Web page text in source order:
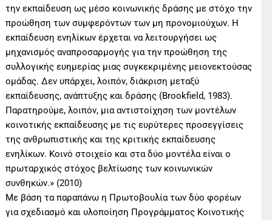
την εκπαίδευση ως μέσο κοινωνικής δράσης με στόχο την
προώθηση των συμφερόντων των μη προνομιούχων. Η
εκπαίδευση ενηλίκων έρχεται να λειτουργήσει ως
μηχανισμός αναπροσαρμογής για την προώθηση της
συλλογικής ευημερίας μιας συγκεκριμένης μειονεκτούσας
ομάδας. Δεν υπάρχει, λοιπόν, διάκριση μεταξύ
εκπαίδευσης, ανάπτυξης και δράσης (Brookfield, 1983).
Παρατηρούμε, λοιπόν, μια αντιστοίχηση των μοντέλων
κοινοτικής εκπαίδευσης με τις ευρύτερες προσεγγίσεις
της ανθρωπιστικής και της κριτικής εκπαίδευσης
ενηλίκων. Κοινό στοιχείο και στα δύο μοντέλα είναι ο
πρωταρχικός στόχος βελτίωσης των κοινωνικών
συνθηκών.» (2010)
Με βάση τα παραπάνω η Πρωτοβουλία των δύο φορέων
για σχεδιασμό και υλοποίηση Προγράμματος Κοινοτικής